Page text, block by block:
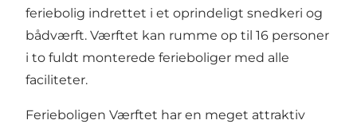
feriebolig indrettet i et oprindeligt snedkeri og
bådværft. Værftet kan rumme op til 16 personer
i to fuldt monterede ferieboliger med alle
faciliteter.
Ferieboligen Værftet har en meget attraktiv